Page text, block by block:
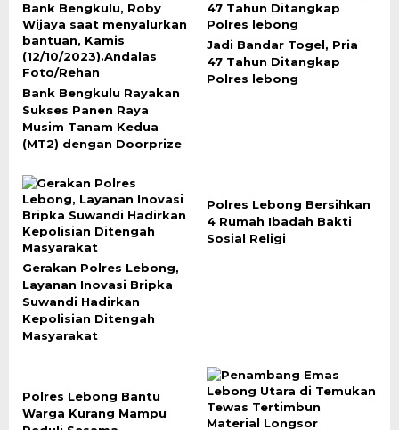
Bank Bengkulu Rayakan
Sukses Panen Raya
Musim Tanam Kedua
(MT2) dengan Doorprize
Jadi Bandar Togel, Pria
47 Tahun Ditangkap
Polres lebong
Gerakan Polres Lebong,
Layanan Inovasi Bripka
Suwandi Hadirkan
Kepolisian Ditengah
Masyarakat
Polres Lebong Bersihkan
4 Rumah Ibadah Bakti
Sosial Religi
Polres Lebong Bantu
Warga Kurang Mampu